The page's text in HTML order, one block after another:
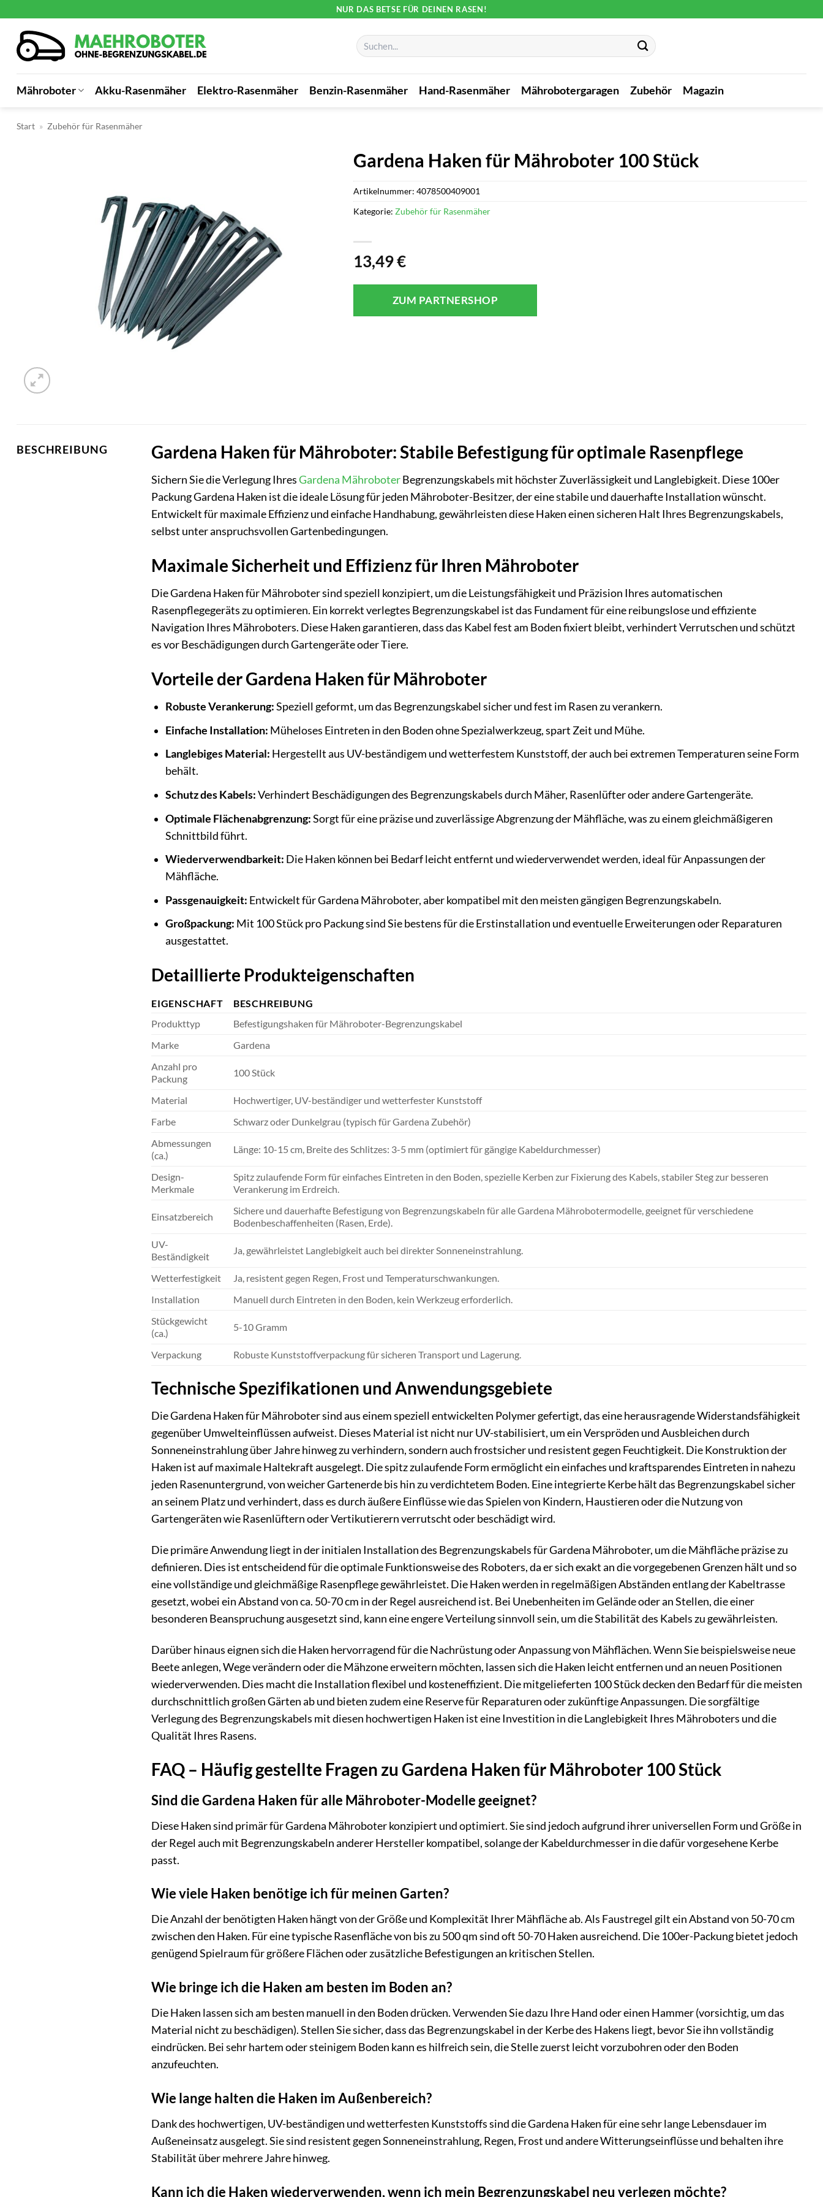
springen
NUR DAS BETSE FÜR DEINEN RASEN!
Suchen
nach:
Mähroboter Akku-Rasenmäher Elektro-Rasenmäher Benzin-Rasenmäher Hand-Rasenmäher Mährobotergaragen Zubehör Magazin
Start » Zubehör für Rasenmäher
Gardena Haken für Mähroboter 100 Stück
13,49€
ZUM PARTNERSHOP
Artikelnummer: 4078500409001
Kategorie: Zubehör für Rasenmäher
BESCHREIBUNG Gardena Haken für Mähroboter: Stabile Befestigung für optimale Rasenpflege
Sichern Sie die Verlegung IhresGardena MähroboterBegrenzungskabels mit höchster Zuverlässigkeit und Langlebigkeit. Diese 100er
Packung Gardena Haken ist die ideale Lösung für jeden Mähroboter-Besitzer, der eine stabile und dauerhafte Installation wünscht.
Entwickelt für maximale Effizienz und einfache Handhabung, gewährleisten diese Haken einen sicheren Halt Ihres Begrenzungskabels,
selbst unter anspruchsvollen Gartenbedingungen.
Maximale Sicherheit und Effizienz für Ihren Mähroboter
Die Gardena Haken für Mähroboter sind speziell konzipiert, um die Leistungsfähigkeit und Präzision Ihres automatischen
Rasenpflegegeräts zu optimieren. Ein korrekt verlegtes Begrenzungskabel ist das Fundament für eine reibungslose und effiziente
Navigation Ihres Mähroboters. Diese Haken garantieren, dass das Kabel fest am Boden fixiert bleibt, verhindert Verrutschen und schützt
es vor Beschädigungen durch Gartengeräte oder Tiere.
Vorteile der Gardena Haken für Mähroboter
Robuste Verankerung:Speziell geformt, um das Begrenzungskabel sicher und fest im Rasen zu verankern.
Einfache Installation: Müheloses Eintreten in den Boden ohne Spezialwerkzeug, spart Zeit und Mühe.
Langlebiges Material: Hergestellt aus UV-beständigem und wetterfestem Kunststoff, der auch bei extremen Temperaturen seine Form
behält.
Schutz des Kabels:Verhindert Beschädigungen des Begrenzungskabels durch Mäher, Rasenlüfter oder andere Gartengeräte.
Optimale Flächenabgrenzung:Sorgt für eine präzise und zuverlässige Abgrenzung der Mähfläche, was zu einem gleichmäßigeren
Schnittbild führt.
Wiederverwendbarkeit: Die Haken können bei Bedarf leicht entfernt und wiederverwendet werden, ideal für Anpassungen der
Mähfläche.
Passgenauigkeit: Entwickelt für Gardena Mähroboter, aber kompatibel mit den meisten gängigen Begrenzungskabeln.
Großpackung: Mit 100 Stück pro Packung sind Sie bestens für die Erstinstallation und eventuelle Erweiterungen oder Reparaturen
ausgestattet.
Detaillierte Produkteigenschaften
EIGENSCHAFT
BESCHREIBUNG
Produkttyp
Befestigungshaken für Mähroboter-Begrenzungskabel
Marke
Gardena
Anzahl pro
Packung
100 Stück
Material
Hochwertiger, UV-beständiger und wetterfester Kunststoff
Farbe
Schwarz oder Dunkelgrau (typisch für Gardena Zubehör)
Abmessungen
(ca.)
Länge: 10-15 cm, Breite des Schlitzes: 3-5 mm (optimiert für gängige Kabeldurchmesser)
Design-
Merkmale
Spitz zulaufende Form für einfaches Eintreten in den Boden, spezielle Kerben zur Fixierung des Kabels, stabiler Steg zur besseren
Verankerung im Erdreich.
Einsatzbereich
Sichere und dauerhafte Befestigung von Begrenzungskabeln für alle Gardena Mährobotermodelle, geeignet für verschiedene
Bodenbeschaffenheiten (Rasen, Erde).
UV-
Beständigkeit
Ja, gewährleistet Langlebigkeit auch bei direkter Sonneneinstrahlung.
Wetterfestigkeit
Ja, resistent gegen Regen, Frost und Temperaturschwankungen.
Installation
Manuell durch Eintreten in den Boden, kein Werkzeug erforderlich.
Stückgewicht
(ca.)
5-10 Gramm
Verpackung Robuste Kunststoffverpackung für sicheren Transport und Lagerung.
Technische Spezifikationen und Anwendungsgebiete
Die Gardena Haken für Mähroboter sind aus einem speziell entwickelten Polymer gefertigt, das eine herausragende Widerstandsfähigkeit
gegenüber Umwelteinflüssen aufweist. Dieses Material ist nicht nur UV-stabilisiert, um ein Verspröden und Ausbleichen durch
Sonneneinstrahlung über Jahre hinweg zu verhindern, sondern auch frostsicher und resistent gegen Feuchtigkeit. Die Konstruktion der
Haken ist auf maximale Haltekraft ausgelegt. Die spitz zulaufende Form ermöglicht ein einfaches und kraftsparendes Eintreten in nahezu
jeden Rasenuntergrund, von weicher Gartenerde bis hin zu verdichtetem Boden. Eine integrierte Kerbe hält das Begrenzungskabel sicher
an seinem Platz und verhindert, dass es durch äußere Einflüsse wie das Spielen von Kindern, Haustieren oder die Nutzung von
Gartengeräten wie Rasenlüftern oder Vertikutierern verrutscht oder beschädigt wird.
Die primäre Anwendung liegt in der initialen Installation des Begrenzungskabels für Gardena Mähroboter, um die Mähfläche präzise zu
definieren. Dies ist entscheidend für die optimale Funktionsweise des Roboters, da er sich exakt an die vorgegebenen Grenzen hält und so
eine vollständige und gleichmäßige Rasenpflege gewährleistet. Die Haken werden in regelmäßigen Abständen entlang der Kabeltrasse
gesetzt, wobei ein Abstand von ca. 50-70 cm in der Regel ausreichend ist. Bei Unebenheiten im Gelände oder an Stellen, die einer
besonderen Beanspruchung ausgesetzt sind, kann eine engere Verteilung sinnvoll sein, um die Stabilität des Kabels zu gewährleisten.
Darüber hinaus eignen sich die Haken hervorragend für die Nachrüstung oder Anpassung von Mähflächen. Wenn Sie beispielsweise neue
Beete anlegen, Wege verändern oder die Mähzone erweitern möchten, lassen sich die Haken leicht entfernen und an neuen Positionen
wiederverwenden. Dies macht die Installation flexibel und kosteneffizient. Die mitgelieferten 100 Stück decken den Bedarf für die meisten
durchschnittlich großen Gärten ab und bieten zudem eine Reserve für Reparaturen oder zukünftige Anpassungen. Die sorgfältige
Verlegung des Begrenzungskabels mit diesen hochwertigen Haken ist eine Investition in die Langlebigkeit Ihres Mähroboters und die
Qualität Ihres Rasens.
FAQ – Häufig gestellte Fragen zu Gardena Haken für Mähroboter 100 Stück
Sind die Gardena Haken für alle Mähroboter-Modelle geeignet?
Diese Haken sind primär für Gardena Mähroboter konzipiert und optimiert. Sie sind jedoch aufgrund ihrer universellen Form und Größe in
der Regel auch mit Begrenzungskabeln anderer Hersteller kompatibel, solange der Kabeldurchmesser in die dafür vorgesehene Kerbe
passt.
Wie viele Haken benötige ich für meinen Garten?
Die Anzahl der benötigten Haken hängt von der Größe und Komplexität Ihrer Mähfläche ab. Als Faustregel gilt ein Abstand von 50-70 cm
zwischen den Haken. Für eine typische Rasenfläche von bis zu 500 qm sind oft 50-70 Haken ausreichend. Die 100er-Packung bietet jedoch
genügend Spielraum für größere Flächen oder zusätzliche Befestigungen an kritischen Stellen.
Wie bringe ich die Haken am besten im Boden an?
Die Haken lassen sich am besten manuell in den Boden drücken. Verwenden Sie dazu Ihre Hand oder einen Hammer (vorsichtig, um das
Material nicht zu beschädigen). Stellen Sie sicher, dass das Begrenzungskabel in der Kerbe des Hakens liegt, bevor Sie ihn vollständig
eindrücken. Bei sehr hartem oder steinigem Boden kann es hilfreich sein, die Stelle zuerst leicht vorzubohren oder den Boden
anzufeuchten.
Wie lange halten die Haken im Außenbereich?
Dank des hochwertigen, UV-beständigen und wetterfesten Kunststoffs sind die Gardena Haken für eine sehr lange Lebensdauer im
Außeneinsatz ausgelegt. Sie sind resistent gegen Sonneneinstrahlung, Regen, Frost und andere Witterungseinflüsse und behalten ihre
Stabilität über mehrere Jahre hinweg.
Kann ich die Haken wiederverwenden, wenn ich mein Begrenzungskabel neu verlegen möchte?